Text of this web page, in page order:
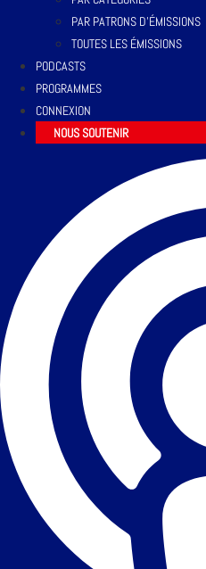
PAR PATRONS D’ÉMISSIONS
TOUTES LES ÉMISSIONS
PODCASTS
PROGRAMMES
CONNEXION
NOUS SOUTENIR